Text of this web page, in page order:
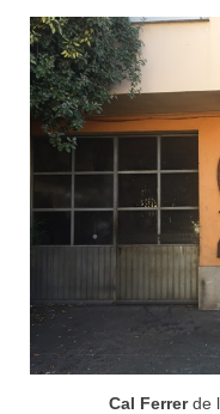
Cal Ferrerde